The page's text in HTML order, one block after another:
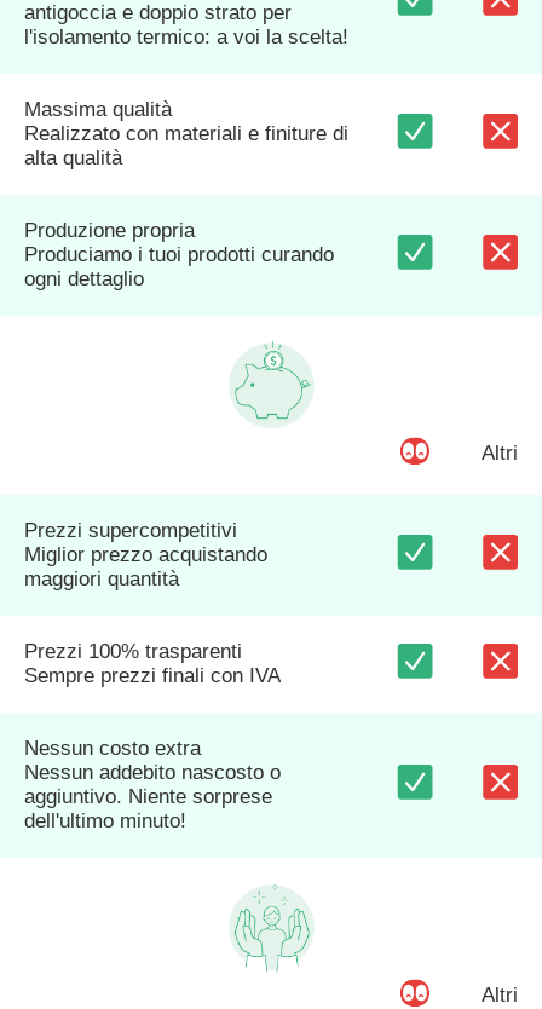
antigoccia e doppio strato per
l'isolamento termico: a voi la scelta!
Massima qualità
Realizzato con materiali e finiture di
alta qualità
Produzione propria
Produciamo i tuoi prodotti curando
ogni dettaglio
Altri
Prezzi supercompetitivi
Miglior prezzo acquistando
maggiori quantità
Prezzi 100% trasparenti
Sempre prezzi finali con IVA
Nessun costo extra
Nessun addebito nascosto o
aggiuntivo. Niente sorprese
dell'ultimo minuto!
Altri